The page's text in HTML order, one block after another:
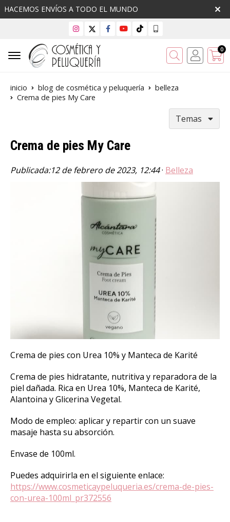
HACEMOS ENVÍOS A TODO EL MUNDO
Buscar 0
inicio blog de cosmética y peluquería
belleza
Crema de pies My Care
Temas
Crema de pies My Care
Publicada:12 de febrero de 2023, 12:44· Belleza
Crema de pies con Urea 10% y Manteca de Karité
Crema de pies hidratante, nutritiva y reparadora de la
piel dañada. Rica en Urea 10%, Manteca de Karité,
Alantoina y Glicerina Vegetal.
Modo de empleo: aplicar y repartir con un suave
masaje hasta su absorción.
Envase de 100ml.
Puedes adquirirla en el siguiente enlace:
https://www.cosmeticaypeluqueria.es/crema-de-pies-
con-urea-100ml_pr372556